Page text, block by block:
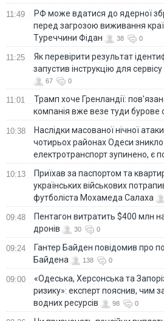
11:49
РФ може вдатися до ядерної
перед загрозою виживання
Туреччини Фідан
38 0
11:25
Як перевірити результат
запустив інструкцію для
67 0
11:01
Трамп хоче Гренландії:
компанія вже везе туди бурове
10:38
Наслідки масованої нічної
чотирьох районах Одеси зникло
електротранспорт зупинено, є
10:13
Приїхав за паспортом та
українських військових
футболіста Мохамеда Салаха
09:48
Пентагон витратить $400 млн
дронів
30 0
09:24
Гантер Байден повідомив про
Байдена
138 0
09:00
«Одеська, Херсонська та
ризику»: експерт пояснив, чим
водних ресурсів
98 0